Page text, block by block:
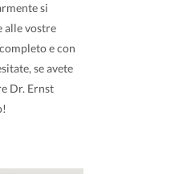
si
alle vostre
e con
se avete
Dr. Ernst